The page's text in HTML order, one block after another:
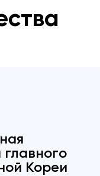
главного
Кореи